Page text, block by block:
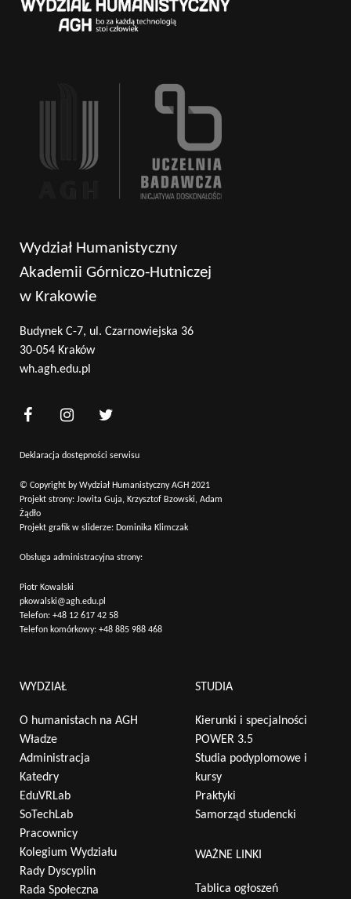
Wydział Humanistyczny
Akademii Górniczo-Hutniczej
w Krakowie
Budynek C-7, ul. Czarnowiejska 36
30-054 Kraków
wh.agh.edu.pl
Deklaracja dostępności serwisu
© Copyright by Wydział Humanistyczny AGH 2021
Projekt strony: Jowita Guja, Krzysztof Bzowski, Adam
Żądło
Projekt grafik w sliderze: Dominika Klimczak
Obsługa administracyjna strony:
Piotr Kowalski
pkowalski@agh.edu.pl
Telefon: +48 12 617 42 58
Telefon komórkowy: +48 885 988 468
WYDZIAŁ
O humanistach na AGH
Władze
Administracja
Katedry
EduVRLab
SoTechLab
Pracownicy
Kolegium Wydziału
Rady Dyscyplin
Rada Społeczna
STUDIA
Kierunki i specjalności
POWER 3.5
Studia podyplomowe i
kursy
Praktyki
Samorząd studencki
WAŻNE LINKI
Tablica ogłoszeń
Wyszukaj na stronie: